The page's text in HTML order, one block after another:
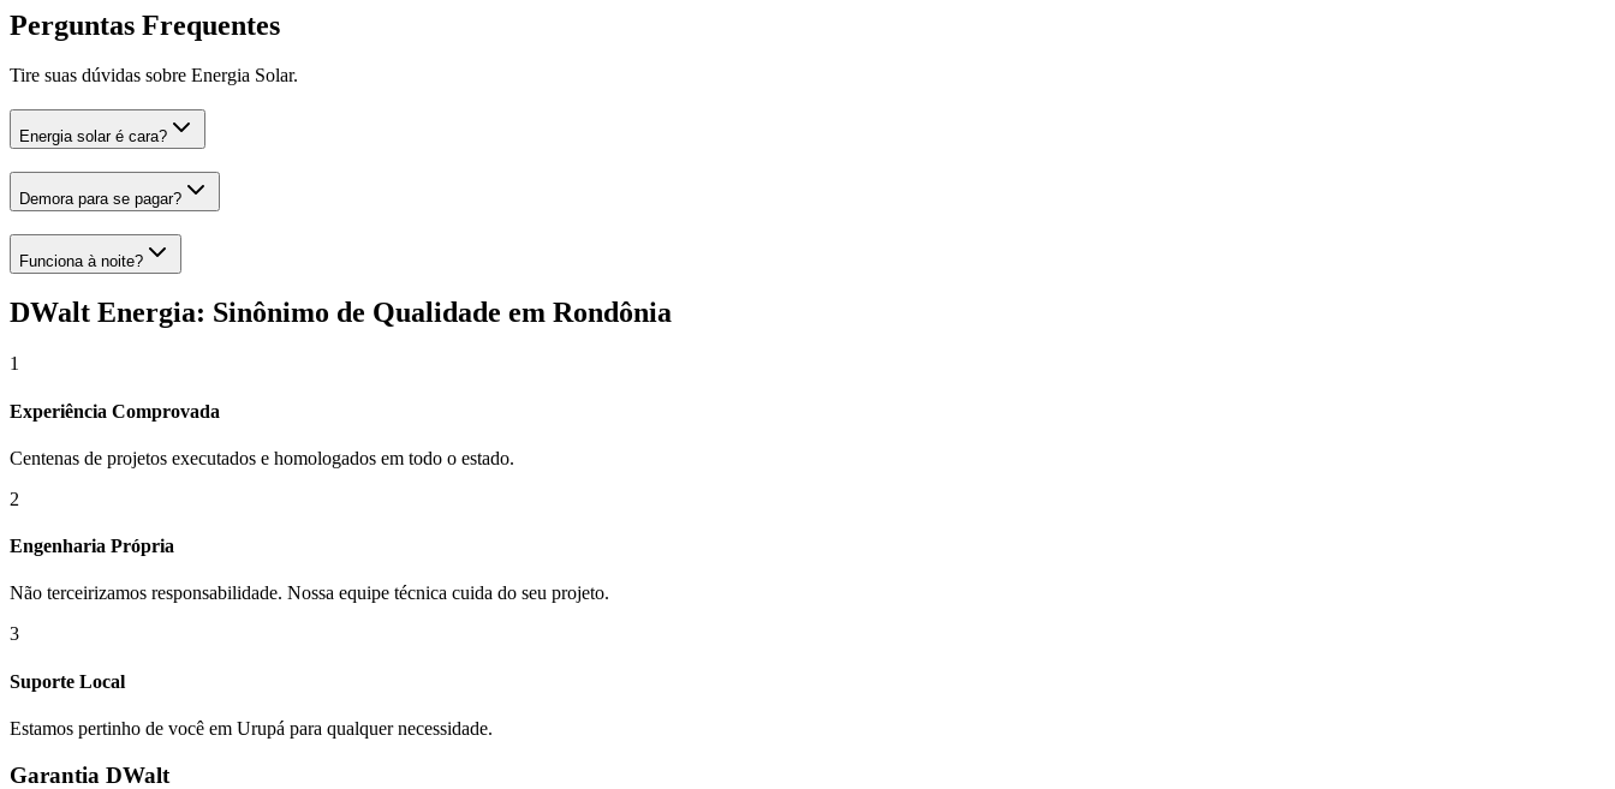
Perguntas Frequentes
Tire suas dúvidas sobre Energia Solar.
Energia solar é cara?
Demora para se pagar?
Funciona à noite?
DWalt Energia: Sinônimo de Qualidade em Rondônia
1
Experiência Comprovada
Centenas de projetos executados e homologados em todo o estado.
2
Engenharia Própria
Não terceirizamos responsabilidade. Nossa equipe técnica cuida do seu projeto.
3
Suporte Local
Estamos pertinho de você em Urupá para qualquer necessidade.
Garantia DWalt